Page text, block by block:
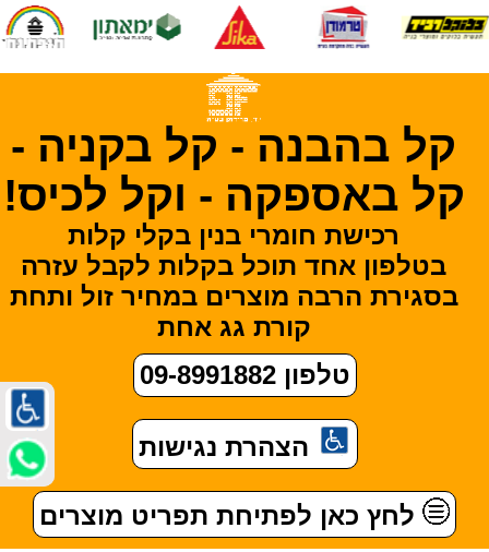
קל בהבנה - קל בקניה -
קל באספקה - וקל לכיס!
רכישת חומרי בנין בקלי קלות
בטלפון אחד תוכל בקלות לקבל עזרה
בסגירת הרבה מוצרים במחיר זול ותחת
קורת גג אחת
טלפון 09-8991882
הצהרת נגישות
לחץ כאן לפתיחת תפריט מוצרים